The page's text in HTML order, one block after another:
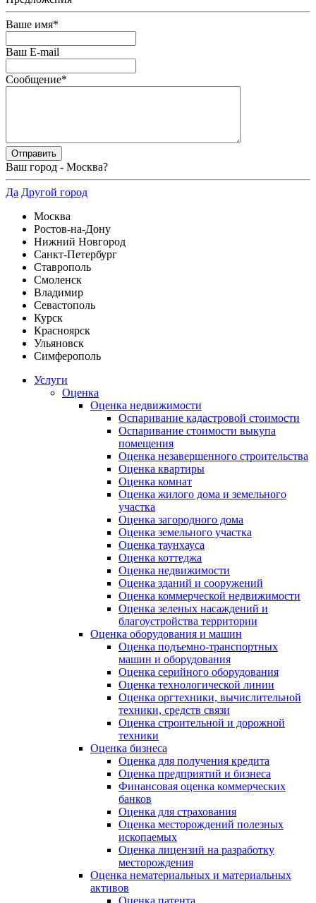
Ваше имя*
Ваш E-mail
Сообщение*
Ваш город - Москва?
Да Другой город
Москва
Ростов-на-Дону
Нижний Новгород
Санкт-Петербург
Ставрополь
Смоленск
Владимир
Севастополь
Курск
Красноярск
Ульяновск
Симферополь
Услуги
Оценка
Оценка недвижимости
Оспаривание кадастровой стоимости
Оспаривание стоимости выкупа
помещения
Оценка незавершенного строительства
Оценка квартиры
Оценка комнат
Оценка жилого дома и земельного
участка
Оценка загородного дома
Оценка земельного участка
Оценка таунхауса
Оценка коттеджа
Оценка недвижимости
Оценка зданий и сооружений
Оценка коммерческой недвижимости
Оценка зеленых насаждений и
благоустройства территории
Оценка оборудования и машин
Оценка подъемно-транспортных
машин и оборудования
Оценка серийного оборудования
Оценка технологической линии
Оценка оргтехники, вычислительной
техники, средств связи
Оценка строительной и дорожной
техники
Оценка бизнеса
Оценка для получения кредита
Оценка предприятий и бизнеса
Финансовая оценка коммерческих
банков
Оценка для страхования
Оценка месторождений полезных
ископаемых
Оценка лицензий на разработку
месторождения
Оценка нематериальных и материальных
активов
Оценка патента